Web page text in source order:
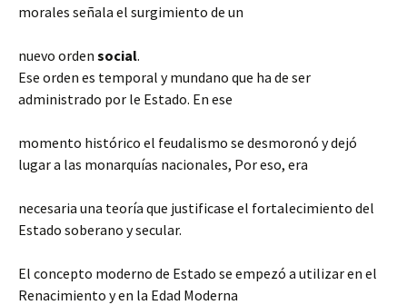
morales señala el surgimiento de un
nuevo orden social.
Ese orden es temporal y mundano que ha de ser
administrado por le Estado. En ese
momento histórico el feudalismo se desmoronó y dejó
lugar a las monarquías nacionales, Por eso, era
necesaria una teoría que justificase el fortalecimiento del
Estado soberano y secular.
El concepto moderno de Estado se empezó a utilizar en el
Renacimiento y en la Edad Moderna